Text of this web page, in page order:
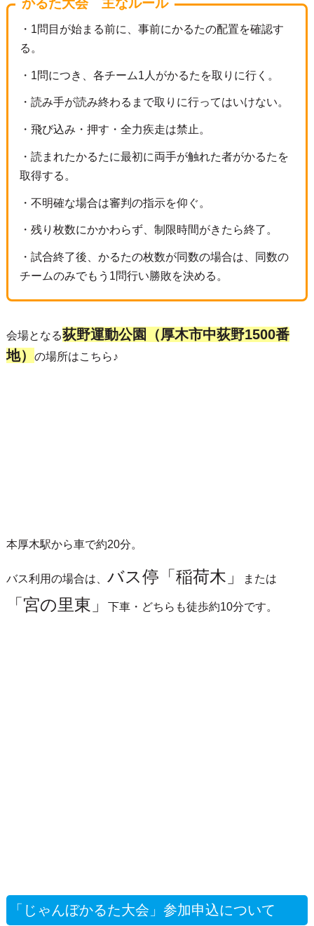
かるた大会 主なルール
・1問目が始まる前に、事前にかるたの配置を確認す
る。
・1問につき、各チーム1人がかるたを取りに行く。
・読み手が読み終わるまで取りに行ってはいけない。
・飛び込み・押す・全力疾走は禁止。
・読まれたかるたに最初に両手が触れた者がかるたを
取得する。
・不明確な場合は審判の指示を仰ぐ。
・残り枚数にかかわらず、制限時間がきたら終了。
・試合終了後、かるたの枚数が同数の場合は、同数の
チームのみでもう1問行い勝敗を決める。
会場となる荻野運動公園（厚木市中荻野1500番
地）
の場所はこちら♪
本厚木駅から車で約20分。
バス利用の場合は、 バス停「稲荷木」 または
「宮の里東」 下車・どちらも徒歩約10分です。
「じゃんぼかるた大会」参加申込について